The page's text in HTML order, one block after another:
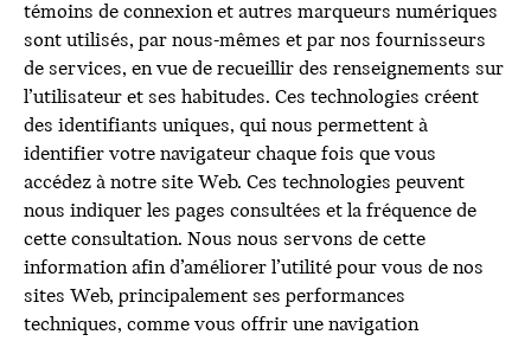
témoins de connexion et autres marqueurs numériques
sont utilisés, par nous-mêmes et par nos fournisseurs
de services, en vue de recueillir des renseignements sur
l’utilisateur et ses habitudes. Ces technologies créent
des identifiants uniques, qui nous permettent à
identifier votre navigateur chaque fois que vous
accédez à notre site Web. Ces technologies peuvent
nous indiquer les pages consultées et la fréquence de
cette consultation. Nous nous servons de cette
information afin d’améliorer l’utilité pour vous de nos
sites Web, principalement ses performances
techniques, comme vous offrir une navigation